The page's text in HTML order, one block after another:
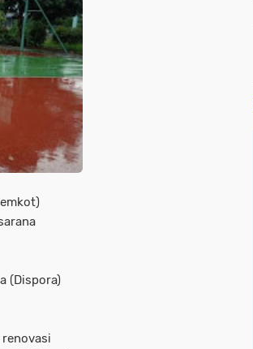
(Dispora)